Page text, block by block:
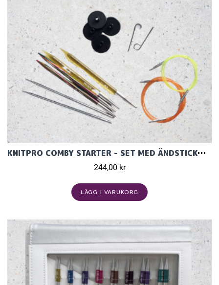
KNITPRO COMBY STARTER - SET MED ÄNDSTICKOR (3 PAR, 13 CM)
244,00 kr
LÄGG I VARUKORG